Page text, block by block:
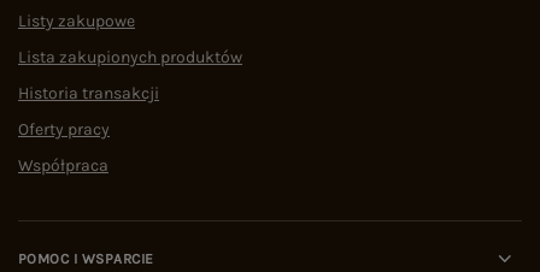
Listy zakupowe
Lista zakupionych produktów
Historia transakcji
Oferty pracy
Współpraca
POMOC I WSPARCIE